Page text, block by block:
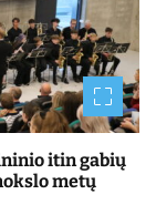
itin gabių
metų